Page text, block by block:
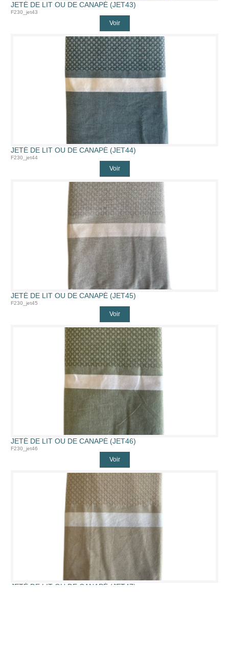
JETÉ DE LIT OU DE CANAPÉ (JET43)
F230_jet43
Voir
JETÉ DE LIT OU DE CANAPÉ (JET44)
F230_jet44
Voir
JETÉ DE LIT OU DE CANAPÉ (JET45)
F230_jet45
Voir
JETÉ DE LIT OU DE CANAPÉ (JET46)
F230_jet46
Voir
JETÉ DE LIT OU DE CANAPÉ (JET47)